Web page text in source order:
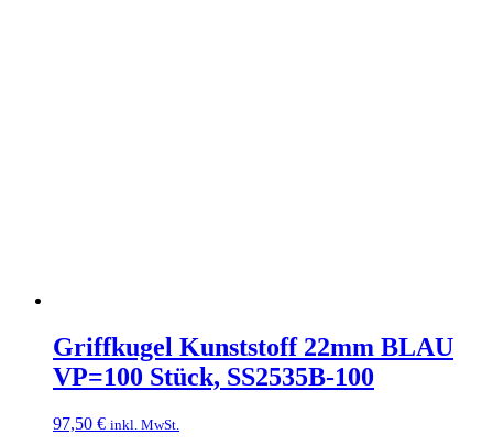
Griffkugel Kunststoff 22mm BLAU
VP=100 Stück, SS2535B-100
97,50 € inkl. MwSt.